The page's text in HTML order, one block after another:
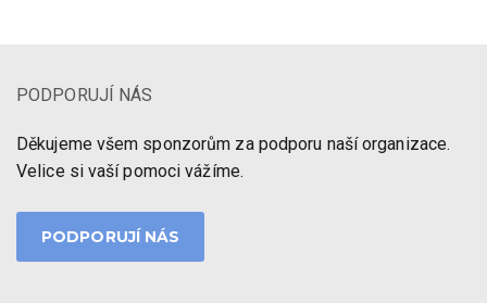
PODPORUJÍ NÁS
Děkujeme všem sponzorům za podporu naší organizace.
Velice si vaší pomoci vážíme.
PODPORUJÍ NÁS